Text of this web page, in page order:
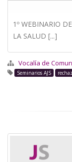
1º WEBINARIO
LA SALUD [...]
Vocalía de
Seminarios AJS